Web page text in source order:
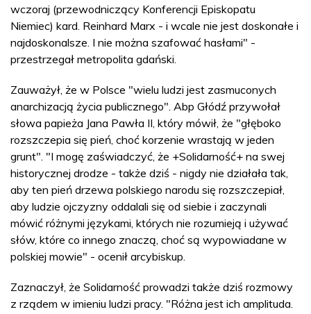
wczoraj (przewodniczący Konferencji Episkopatu
Niemiec) kard. Reinhard Marx - i wcale nie jest doskonałe i
najdoskonalsze. I nie można szafować hasłami" -
przestrzegał metropolita gdański.
Zauważył, że w Polsce "wielu ludzi jest zasmuconych
anarchizacją życia publicznego". Abp Głódź przywołał
słowa papieża Jana Pawła II, który mówił, że "głęboko
rozszczepia się pień, choć korzenie wrastają w jeden
grunt". "I mogę zaświadczyć, że +Solidarność+ na swej
historycznej drodze - także dziś - nigdy nie działała tak,
aby ten pień drzewa polskiego narodu się rozszczepiał,
aby ludzie ojczyzny oddalali się od siebie i zaczynali
mówić różnymi językami, których nie rozumieją i używać
słów, które co innego znaczą, choć są wypowiadane w
polskiej mowie" - ocenił arcybiskup.
Zaznaczył, że Solidarność prowadzi także dziś rozmowy
z rządem w imieniu ludzi pracy. "Różna jest ich amplituda.